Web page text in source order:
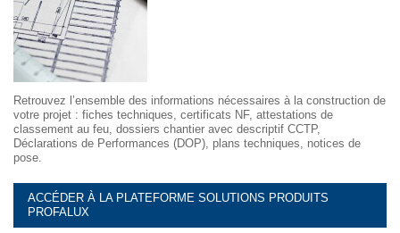
Retrouvez l’ensemble des informations nécessaires à la construction de
votre projet : fiches techniques, certificats NF, attestations de
classement au feu, dossiers chantier avec descriptif CCTP,
Déclarations de Performances (DOP), plans techniques, notices de
pose.
ACCÉDER À LA PLATEFORME SOLUTIONS PRODUITS
PROFALUX